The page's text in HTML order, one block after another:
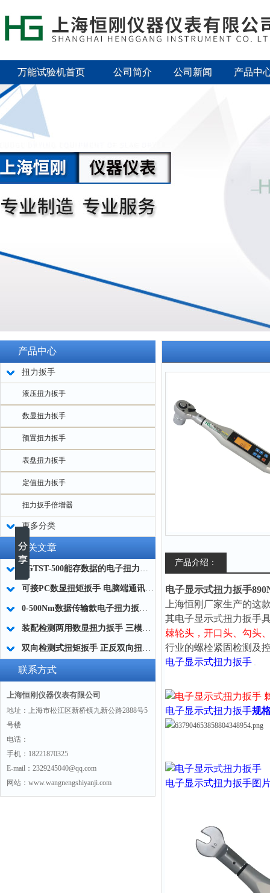
万能试验机首页 公司简介 公司新闻 产品中
产品中心
扭力扳手
液压扭力扳手
数显扭力扳手
预置扭力扳手
表盘扭力扳手
定值扭力扳手
扭力扳手倍增器
更多分类
相关文章
SGTST-500能存数据的电子扭力扳手 带工作记录的智能扭力扳手厂家
可接PC数显扭矩扳手 电脑端通讯力矩扳手 数据上传电脑电子扭力扳手厂家
0-500Nm数据传输款电子扭力扳手,信号输出追溯扭矩值的扭矩扳手
装配检测两用数显扭力扳手 三模式切换扭矩扳手 工业紧固测量力矩扳手品牌
双向检测式扭矩扳手 正反双向扭力测试检测扳手 正旋反旋力矩扳手厂家
联系方式
上海恒刚仪器仪表有限公司
地址：上海市松江区新桥镇九新公路2888号5
号楼
电话：
手机：18221870325
E-mail：2329245040@qq.com
网站：www.wangnengshiyanji.com
产品介绍：
电子显示式扭力扳手
上海恒刚厂家生产的这
其电子显示式扭力扳手
棘轮头， 开口头、勾头
行业的螺栓紧固检测及
电子显示式扭力扳手
电子显示式扭力扳手规
电子显示式扭力扳手图